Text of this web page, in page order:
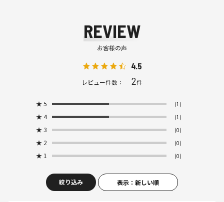
REVIEW
お客様の声
4.5
レビュー件数： 2件
★ 5 (1)
★ 4 (1)
★ 3 (0)
★ 2 (0)
★ 1 (0)
絞り込み 表示：新しい順